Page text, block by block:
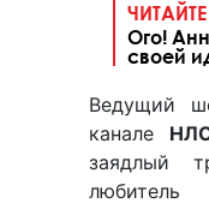
Ого!
своей
Ведущий
канале
заядлый